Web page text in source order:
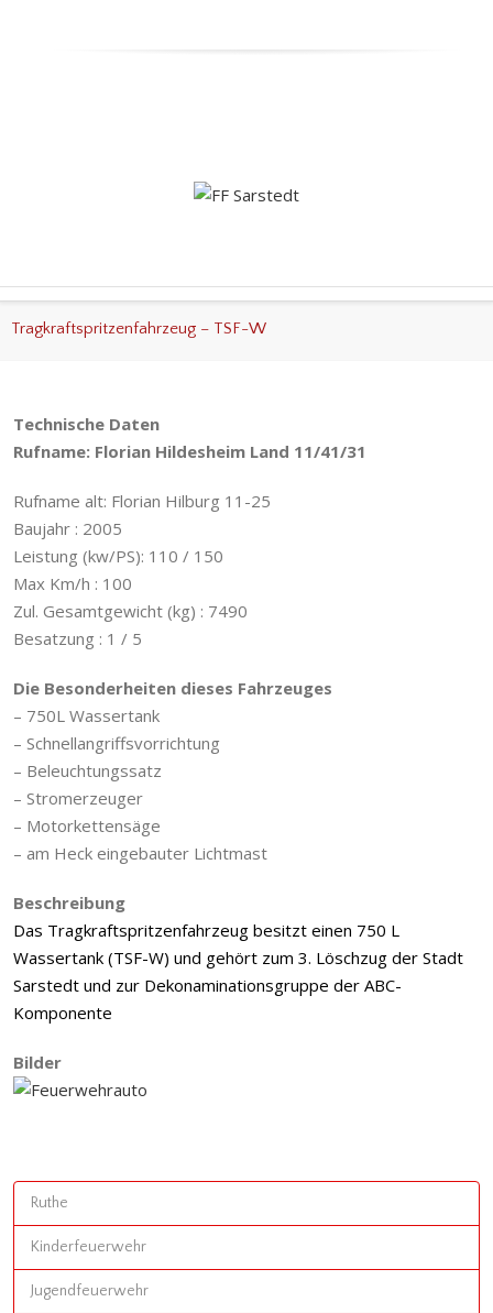
Tragkraftspritzenfahrzeug – TSF-W
Technische Daten
Rufname: Florian Hildesheim Land 11/41/31
Rufname alt: Florian Hilburg 11-25
Baujahr : 2005
Leistung (kw/PS): 110 / 150
Max Km/h : 100
Zul. Gesamtgewicht (kg) : 7490
Besatzung : 1 / 5
Die Besonderheiten dieses Fahrzeuges
– 750L Wassertank
– Schnellangriffsvorrichtung
– Beleuchtungssatz
– Stromerzeuger
– Motorkettensäge
– am Heck eingebauter Lichtmast
Beschreibung
Das Tragkraftspritzenfahrzeug besitzt einen 750 L
Wassertank (TSF-W) und gehört zum 3. Löschzug der Stadt
Sarstedt und zur Dekonaminationsgruppe der ABC-
Komponente
Bilder
Ruthe
Kinderfeuerwehr
Jugendfeuerwehr